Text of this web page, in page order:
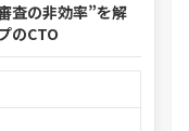
査の非効率”を解
のCTO